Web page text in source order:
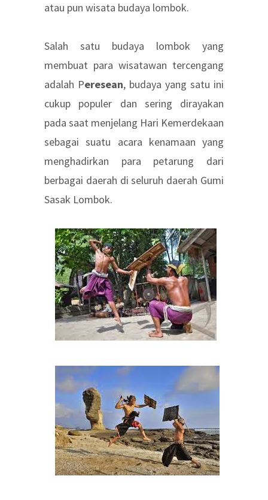
atau pun wisata budaya lombok.
Salah satu budaya lombok yang
membuat para wisatawan tercengang
adalah Peresean, budaya yang satu ini
cukup populer dan sering dirayakan
pada saat menjelang Hari Kemerdekaan
sebagai suatu acara kenamaan yang
menghadirkan para petarung dari
berbagai daerah di seluruh daerah Gumi
Sasak Lombok.